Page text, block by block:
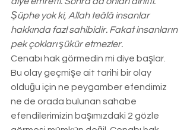
Şüphe yok ki, Allah teâlâ insanlar
hakkında fazl sahibidir. Fakat insanların
pek çokları şükür etmezler.
Cenabı hak görmedin mi diye başlar.
Bu olay geçmişe ait tarihi bir olay
olduğu için ne peygamber efendimiz
ne de orada bulunan sahabe
efendilerimizin başımızdaki 2 gözle